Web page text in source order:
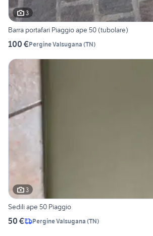
3
Barra portafari Piaggio ape 50 (tubolare)
100 €Pergine Valsugana (TN)
3
Sedili ape 50 Piaggio
50 € Pergine Valsugana (TN)